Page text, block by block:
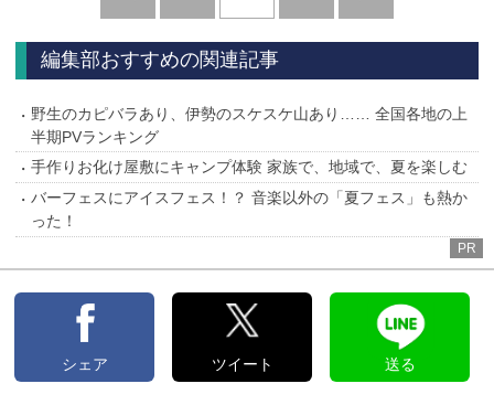
へ
へ
編集部おすすめの関連記事
野生のカピバラあり、伊勢のスケスケ山あり…… 全国各地の上
半期PVランキング
手作りお化け屋敷にキャンプ体験 家族で、地域で、夏を楽しむ
バーフェスにアイスフェス！？ 音楽以外の「夏フェス」も熱か
った！
PR
シェア ツイート 送る